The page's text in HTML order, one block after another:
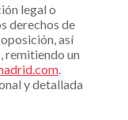
legal o
derechos de
así
remitiendo un
.
y detallada